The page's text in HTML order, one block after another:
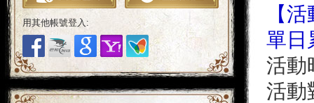
用其他帳號登入:
【
單日
活動
活動